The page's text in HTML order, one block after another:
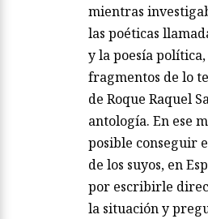
mientras
las poéticas
y la poesía
fragmentos de lo
de Roque Raquel
antología. En ese
posible conseguir
de los suyos, en
por escribirle
la situación y